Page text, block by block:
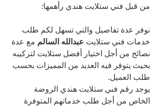
من قبل فني ستلايت هندي رأهمها:
نوفر عدة تفاصيل والتي تسهل لكم طلب
خدمات فني ستلايت عبدالله السالم مع عدة
نصائح من أجل اختيار أفضل ستلايت لتركيبه
بحيث يتوفر فيه العديد من المميزات بحسب
طلب العميل.
يوجد رقم فني ستلايت هندي الروضة
الخاص من أجل طلب خدماتهم المتوفرة